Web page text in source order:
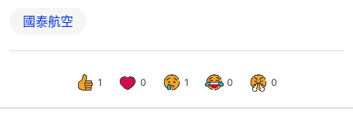
國泰航空
1 0 1 0 0